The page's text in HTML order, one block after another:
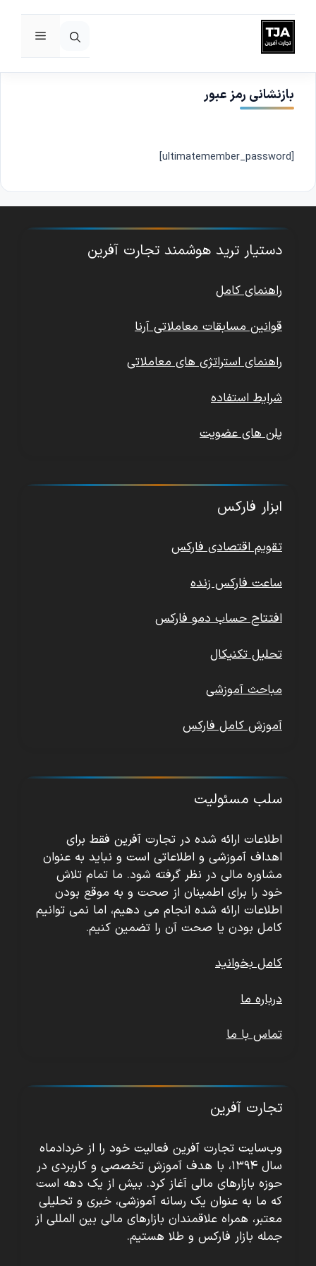
پرش
به
محتوا
فهرست
بازنشانی رمز عبور
[ultimatemember_password]
دستیار ترید هوشمند تجارت آفرین
راهنمای کامل
قوانین مسابقات معاملاتی آرنا
راهنمای استراتژی های معاملاتی
شرایط استفاده
پلن های عضویت
ابزار فارکس
تقویم اقتصادی فارکس
ساعت فارکس زنده
افتتاح حساب دمو فارکس
تحلیل تکنیکال
مباحث آموزشی
آموزش کامل فارکس
سلب مسئولیت
اطلاعات ارائه شده در تجارت آفرین فقط برای
اهداف آموزشی و اطلاعاتی است و نباید به عنوان
مشاوره مالی در نظر گرفته شود. ما تمام تلاش
خود را برای اطمینان از صحت و به موقع بودن
اطلاعات ارائه شده انجام می دهیم، اما نمی توانیم
کامل بودن یا صحت آن را تضمین کنیم.
کامل بخوانید
درباره ما
تماس با ما
تجارت آفرین
وب‌سایت تجارت آفرین فعالیت خود را از خردادماه
سال ۱۳۹۴، با هدف آموزش تخصصی و کاربردی در
حوزه بازارهای مالی آغاز کرد. بیش از یک دهه است
که ما به عنوان یک رسانه آموزشی، خبری و تحلیلی
معتبر، همراه علاقمندان بازارهای مالی بین المللی از
جمله بازار فارکس و طلا هستیم.